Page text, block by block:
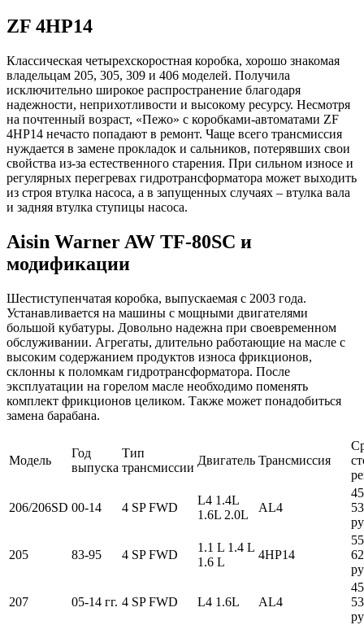
ZF 4HP14
Классическая четырехскоростная коробка, хорошо знакомая
владельцам 205, 305, 309 и 406 моделей. Получила
исключительно широкое распространение благодаря
надежности, неприхотливости и высокому ресурсу. Несмотря
на почтенный возраст, «Пежо» с коробками-автоматами ZF
4HP14 нечасто попадают в ремонт. Чаще всего трансмиссия
нуждается в замене прокладок и сальников, потерявших свои
свойства из-за естественного старения. При сильном износе и
регулярных перегревах гидротрансформатора может выходить
из строя втулка насоса, а в запущенных случаях – втулка вала
и задняя втулка ступицы насоса.
Aisin Warner AW TF-80SC и
модификации
Шестиступенчатая коробка, выпускаемая с 2003 года.
Устанавливается на машины с мощными двигателями
большой кубатуры. Довольно надежна при своевременном
обслуживании. Агрегаты, длительно работающие на масле с
высоким содержанием продуктов износа фрикционов,
склонны к поломкам гидротрансформатора. После
эксплуатации на горелом масле необходимо поменять
комплект фрикционов целиком. Также может понадобиться
замена барабана.
Модель
Год
выпуска
Тип
трансмиссии
Двигатель Трансмиссия
206/206SD 00-14 4 SP FWD
L4 1.4L
1.6L 2.0L
AL4
205 83-95 4 SP FWD
1.1 L 1.4 L
1.6 L
4HP14
207 05-14 гг. 4 SP FWD L4 1.6L AL4